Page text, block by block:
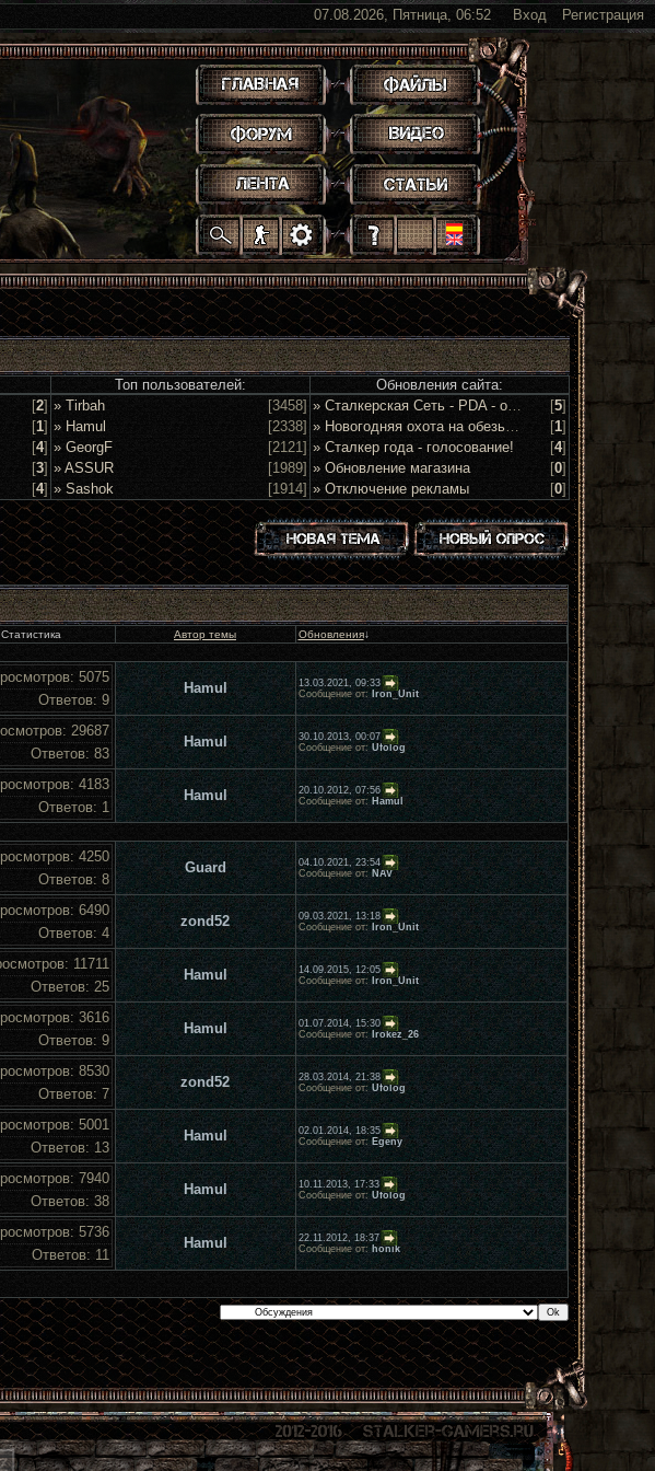
Вход Регистрация
07.08.2026, Пятница, 06:52
.
.
.
.
.
.
. . . . .
Топ пользователей:
Обновления сайта:
[2]
[1]
[4]
[3]
[4]
» Tirbah
[3458]
» Hamul
[2338]
» GeorgF
[2121]
» ASSUR
[1989]
» Sashok
[1914]
» Сталкерская Сеть - PDA - обсуждение и предложения [5]
» Новогодняя охота на обезьян 2016!
[1]
» Сталкер года - голосование!
[4]
» Обновление магазина
[0]
» Отключение рекламы
[0]
Статистика Автор темы Обновления↓
5075
9
Hamul
13.03.2021, 09:33
Сообщение от:Iron_Unit
29687
83
Hamul
30.10.2013, 00:07
Сообщение от:Ufolog
4183
1
Hamul
20.10.2012, 07:56
Сообщение от:Hamul
4250
8
Guard
04.10.2021, 23:54
Сообщение от:NAV
6490
4
zond52
09.03.2021, 13:18
Сообщение от:Iron_Unit
11711
25
Hamul
14.09.2015, 12:05
Сообщение от:Iron_Unit
3616
9
Hamul
01.07.2014, 15:30
Сообщение от:Irokez_26
8530
7
zond52
28.03.2014, 21:38
Сообщение от:Ufolog
5001
13
Hamul
02.01.2014, 18:35
Сообщение от:Egeny
7940
38
Hamul
10.11.2013, 17:33
Сообщение от:Ufolog
5736
11
Hamul
22.11.2012, 18:37
Сообщение от:honik